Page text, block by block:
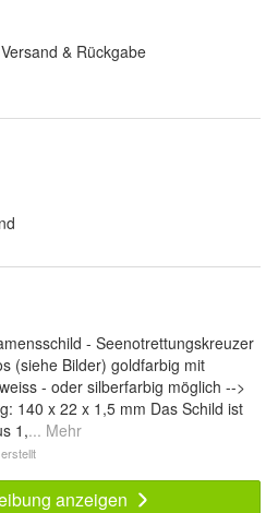
& Rückgabe
- Seenotrettungskreuzer
(siehe Bilder) goldfarbig mit
- oder silberfarbig möglich -->
140 x 22 x 1,5 mm Das Schild ist
1,... Mehr
anzeigen